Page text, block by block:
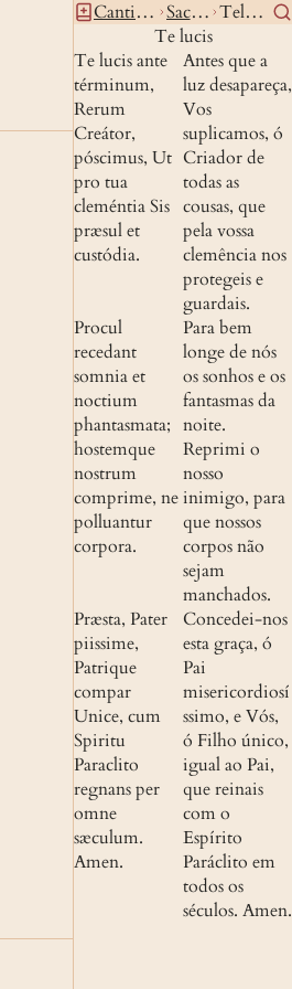
Canticos Sacros
Telucis
Te lucis
Te lucis ante
términum,
Rerum
Creátor,
póscimus, Ut
pro tua
cleméntia Sis
præsul et
custódia.
Antes que a
luz desapareça,
Vos
suplicamos, ó
Criador de
todas as
cousas, que
pela vossa
clemência nos
protegeis e
guardais.
Procul
recedant
somnia et
noctium
phantasmata;
hostemque
nostrum
comprime, ne
polluantur
corpora.
Para bem
longe de nós
os sonhos e os
fantasmas da
noite.
Reprimi o
nosso
inimigo, para
que nossos
corpos não
sejam
manchados.
Præsta, Pater
piissime,
Patrique
compar
Unice, cum
Spiritu
Paraclito
regnans per
omne
sæculum.
Amen.
Concedei-nos
esta graça, ó
Pai
misericordiosí
ssimo, e Vós,
ó Filho único,
igual ao Pai,
que reinais
com o
Espírito
Paráclito em
todos os
séculos. Amen.